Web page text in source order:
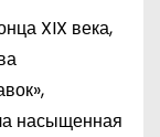
XIX века,
насыщенная